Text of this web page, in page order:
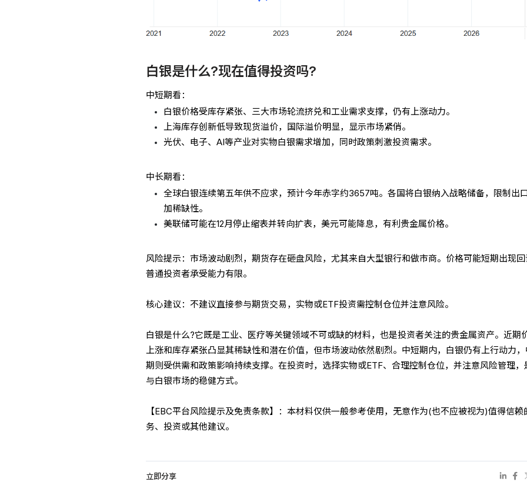
白银是什么?现在值得投资吗?
中短期看：
白银价格受库存紧张、三大市场轮流挤兑和工业需求支撑，仍有上涨动力。
上海库存创新低导致现货溢价，国际溢价明显，显示市场紧俏。
光伏、电子、AI等产业对实物白银需求增加，同时政策刺激投资需求。
中长期看：
全球白银连续第五年供不应求，预计今年赤字约3657吨。各国将白银纳入战略储备，限制出
加稀缺性。
美联储可能在12月停止缩表并转向扩表，美元可能降息，有利贵金属价格。
风险提示：市场波动剧烈，期货存在砸盘风险，尤其来自大型银行和做市商。价格可能短期出现回
普通投资者承受能力有限。
核心建议：不建议直接参与期货交易，实物或ETF投资需控制仓位并注意风险。
白银是什么?它既是工业、医疗等关键领域不可或缺的材料，也是投资者关注的贵金属资产。近期
上涨和库存紧张凸显其稀缺性和潜在价值，但市场波动依然剧烈。中短期内，白银仍有上行动力
期则受供需和政策影响持续支撑。在投资时，选择实物或ETF、合理控制仓位，并注意风险管理，
与白银市场的稳健方式。
【EBC平台风险提示及免责条款】：本材料仅供一般参考使用，无意作为(也不应被视为)值得信赖
务、投资或其他建议。
立即分享